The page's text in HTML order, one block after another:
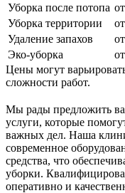
Уборка после потопа
Уборка территории
Удаление запахов
Эко-уборка
Цены могут
сложности работ.
Мы рады предложить
услуги, которые
важных дел. Наша
современное
средства, что
уборки.
оперативно и